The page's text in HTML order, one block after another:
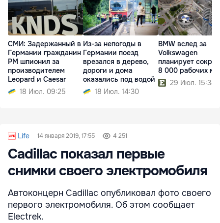
СМИ: Задержанный в
Германии гражданин
РМ шпионил за
производителем
Leopard и Caesar
18 Июл. 09:25
Из-за непогоды в
Германии поезд
врезался в дерево,
дороги и дома
оказались под водой
18 Июл. 14:30
BMW вслед за
Volkswagen
планирует
8 000 рабочих
29 Июл. 15:34
Life 14 января 2019, 17:55 4 251
Cadillac показал первые
снимки своего электромобиля
Автоконцерн Cadillac опубликовал фото своего
первого электромобиля. Об этом сообщает
Electrek.